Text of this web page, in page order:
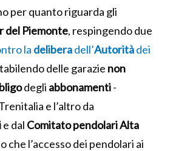
per quanto riguarda gli
del Piemonte, respingendo due
la deliberadell’Autoritàdei
delle garazie non
degli abbonamenti-
e l’altro da
e dal Comitato pendolari Alta
che l’accesso dei pendolari ai